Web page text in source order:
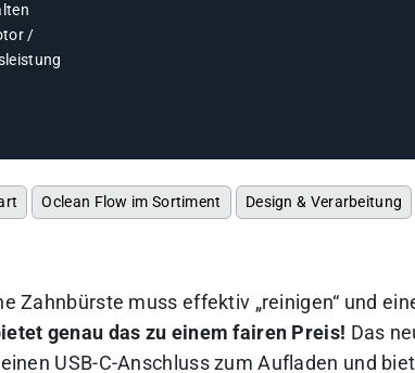
/
Oclean Flow im Sortiment Design & Verarbeitung
Zahnbürste muss effektiv „reinigen“ und
genau das zu einem fairen Preis! Das
USB-C-Anschluss zum Aufladen und